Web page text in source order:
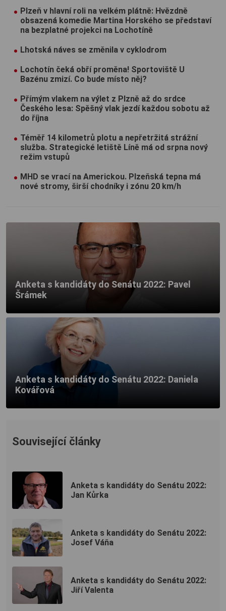
Plzeň v hlavní roli na velkém plátně: Hvězdně
obsazená komedie Martina Horského se představí
na bezplatné projekci na Lochotíně
Lhotská náves se změnila v cyklodrom
Lochotín čeká obří proměna! Sportoviště U
Bazénu zmizí. Co bude místo něj?
Přímým vlakem na výlet z Plzně až do srdce
Českého lesa: Spěšný vlak jezdí každou sobotu až
do října
Téměř 14 kilometrů plotu a nepřetržitá strážní
služba. Strategické letiště Líně má od srpna nový
režim vstupů
MHD se vrací na Americkou. Plzeňská tepna má
nové stromy, širší chodníky i zónu 20 km/h
Anketa s kandidáty do Senátu 2022: Pavel
Šrámek
Anketa s kandidáty do Senátu 2022: Daniela
Kovářová
Související články
Anketa s kandidáty do Senátu 2022:
Jan Kůrka
Anketa s kandidáty do Senátu 2022:
Josef Váňa
Anketa s kandidáty do Senátu 2022:
Jiří Valenta